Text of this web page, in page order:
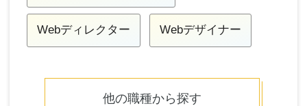
Webディレクター Webデザイナー
他の職種から探す